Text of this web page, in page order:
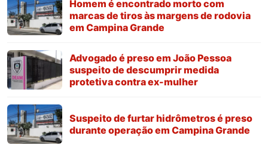
Homem é encontrado morto com
marcas de tiros às margens de rodovia
em Campina Grande
Advogado é preso em João Pessoa
suspeito de descumprir medida
protetiva contra ex-mulher
Suspeito de furtar hidrômetros é preso
durante operação em Campina Grande